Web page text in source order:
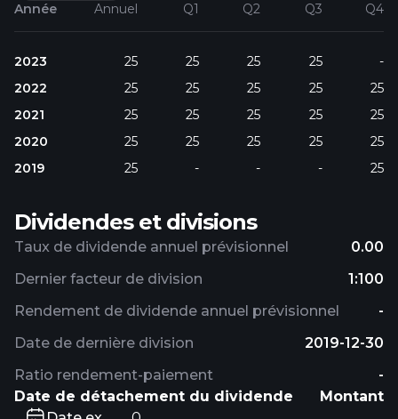
Année
Annuel Q1 Q2 Q3 Q4
2023 25 25 25 25
-
2022
25 25 25 25
25
2021
25 25 25 25
25
2020
25 25 25 25
25
2019
25 - - - 25
Dividendes et divisions
Taux de dividende annuel prévisionnel 0.00
Rendement de dividende annuel prévisionnel -
Ratio rendement-paiement -
Dernier facteur de division 1:100
Date de dernière division 2019-12-30
Date de détachement du dividende
Montant